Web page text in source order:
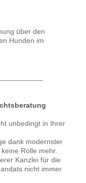
über den
Hunden im
unbedingt in Ihrer
dank modernster
Rolle mehr.
Kanzlei für die
nicht immer